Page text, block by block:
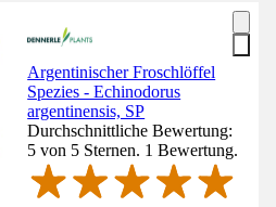
Argentinischer Froschlöffel
Spezies - Echinodorus
argentinensis, SP
Durchschnittliche Bewertung:
5 von 5 Sternen. 1 Bewertung.